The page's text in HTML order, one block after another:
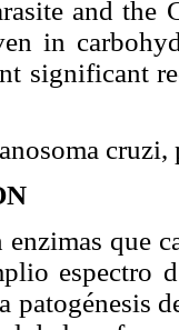
and the
in
significant
cruzi,
enzimas que
espectro
patogénesis